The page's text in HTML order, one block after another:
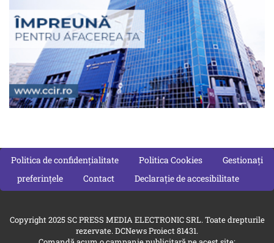
Politica de confidențialitate Politica Cookies
Gestionați
preferințele
Contact Declarație de accesibilitate
Copyright 2025 SC PRESS MEDIA ELECTRONIC SRL. Toate drepturile
rezervate. DCNews Proiect 81431.